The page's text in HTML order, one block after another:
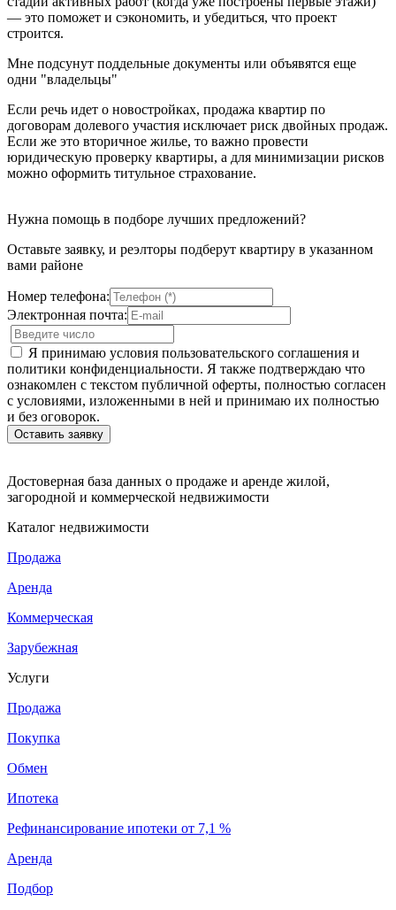
— это поможет и сэкономить, и убедиться, что проект
строится.
Мне подсунут поддельные документы или объявятся еще
одни "владельцы"
Если речь идет о новостройках, продажа квартир по
договорам долевого участия исключает риск двойных продаж.
Если же это вторичное жилье, то важно провести
юридическую проверку квартиры, а для минимизации рисков
можно оформить титульное страхование.
Нужна помощь в подборе лучших предложений?
Оставьте заявку, и реэлторы подберут квартиру в указанном
вами районе
Номер телефона:
Электронная почта:
Я принимаю условия пользовательского соглашения и
политики конфиденциальности. Я также подтверждаю что
ознакомлен с текстом публичной оферты, полностью согласен
с условиями, изложенными в ней и принимаю их полностью
и без оговорок.
Достоверная база данных о продаже и аренде жилой,
загородной и коммерческой недвижимости
Каталог недвижимости
Продажа
Аренда
Коммерческая
Зарубежная
Услуги
Продажа
Покупка
Обмен
Ипотека
Рефинансирование ипотеки от 7,1 %
Аренда
Подбор